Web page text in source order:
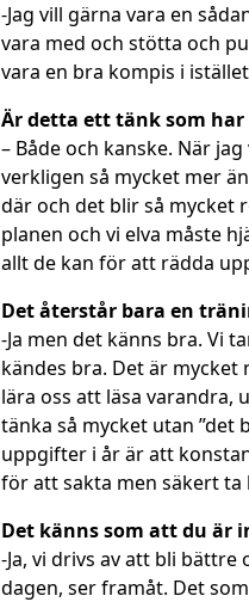
-Jag vill gärna vara en
vara med och stötta och
vara en bra kompis i
Är detta ett tänk som
– Både och kanske. När
verkligen så mycket mer
där och det blir så mycket
planen och vi elva måste
allt de kan för att rädda
Det återstår bara en
-Ja men det känns bra. Vi
kändes bra. Det är
lära oss att läsa varandra,
tänka så mycket utan ”det
uppgifter i år är att
för att sakta men säkert ta
Det känns som att du är
-Ja, vi drivs av att bli
dagen, ser framåt. Det